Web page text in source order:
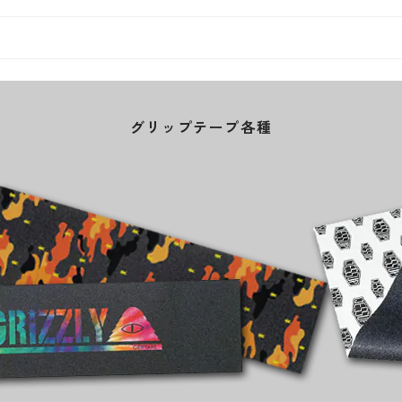
グリップテープ各種